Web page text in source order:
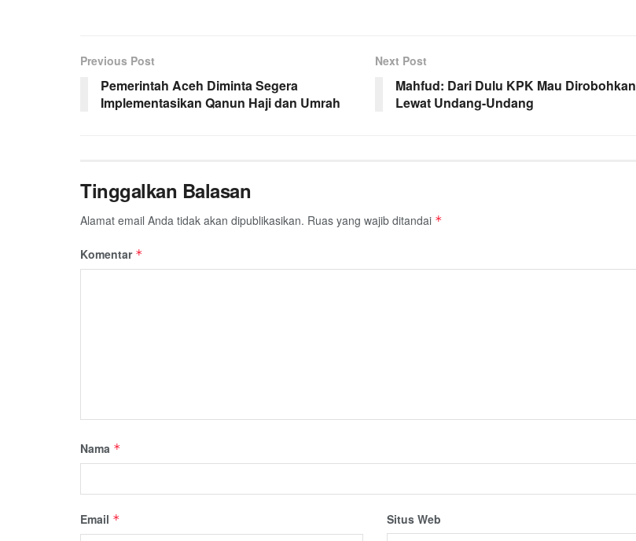
b
o
o
t
e
r
A
p
r
a
Previous Post
Pemerintah Aceh Diminta Segera
Implementasikan Qanun Haji dan Umrah
Next Post
Mahfud: Dari Dulu KPK Mau Dirobohkan
Lewat Undang-Undang
Tinggalkan Balasan
Alamat email Anda tidak akan dipublikasikan. Ruas yang wajib ditandai *
Komentar *
Nama *
Email * Situs Web